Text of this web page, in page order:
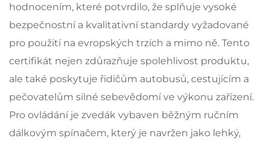
hodnocením, které potvrdilo, že splňuje vysoké
bezpečnostní a kvalitativní standardy vyžadované
pro použití na evropských trzích a mimo ně. Tento
certifikát nejen zdůrazňuje spolehlivost produktu,
ale také poskytuje řidičům autobusů, cestujícím a
pečovatelům silné sebevědomí ve výkonu zařízení.
Pro ovládání je zvedák vybaven běžným ručním
dálkovým spínačem, který je navržen jako lehký,